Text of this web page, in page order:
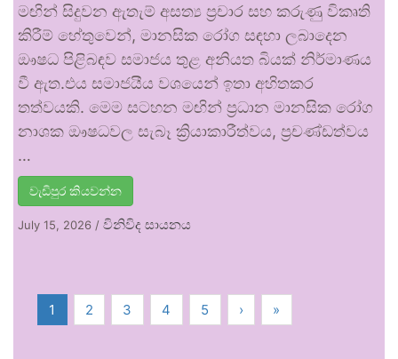
මඟින් සිදුවන ඇතැම් අසත්‍ය ප්‍රචාර සහ කරුණු විකෘති
කිරීම් හේතුවෙන්, මානසික රෝග සඳහා ලබාදෙන
ඖෂධ පිළිබඳව සමාජය තුළ අනියත බියක් නිර්මාණය
වී ඇත.එය සමාජයීය වශයෙන් ඉතා අහිතකර
තත්වයකි. මෙම සටහන මඟින් ප්‍රධාන මානසික රෝග
නාශක ඖෂධවල සැබෑ ක්‍රියාකාරීත්වය, ප්‍රචණ්ඩත්වය
…
වැඩිපුර කියවන්න
July 15, 2026 / විනිවිද සායනය
1 2 3 4 5 › »